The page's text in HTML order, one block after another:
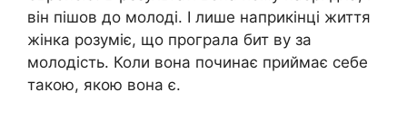
він пішов до молоді. І лише наприкінці життя
жінка розуміє, що програла бит ву за
молодість. Коли вона починає приймає себе
такою, якою вона є.